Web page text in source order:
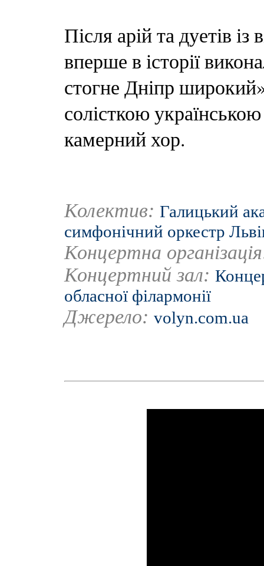
Після арій та дуетів
вперше в історії
стогне Дніпр
солісткою
камерний хор.
Колектив: Галицький
симфонічний оркестр
Концертна
Концертний зал:
обласної філармонії
Джерело: volyn.com.ua